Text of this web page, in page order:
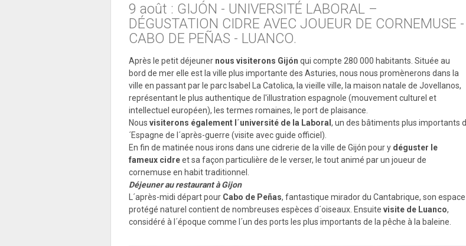
9 août : GIJÓN - UNIVERSITÉ LABORAL –
DÉGUSTATION CIDRE AVEC JOUEUR DE CORNEMUSE -
CABO DE PEÑAS - LUANCO.
Après le petit déjeuner nous visiterons Gijón qui compte 280 000 habitants. Située au
bord de mer elle est la ville plus importante des Asturies, nous nous promènerons dans la
ville en passant par le parc Isabel La Catolica, la vieille ville, la maison natale de Jovellanos,
représentant le plus authentique de l'illustration espagnole (mouvement culturel et
intellectuel européen), les termes romaines, le port de plaisance.
Nous visiterons également l´université de la Laboral , un des bâtiments plus importants d
´Espagne de l´après-guerre (visite avec guide officiel).
En fin de matinée nous irons dans une cidrerie de la ville de Gijón pour y déguster le
fameux cidreet sa façon particulière de le verser, le tout animé par un joueur de
cornemuse en habit traditionnel.
Déjeuner au restaurant à Gijon
L´après-midi départ pour Cabo de Peñas, fantastique mirador du Cantabrique, son espace
protégé naturel contient de nombreuses espèces d´oiseaux. Ensuite visite de Luanco,
considéré à l´époque comme l´un des ports les plus importants de la pêche à la baleine.